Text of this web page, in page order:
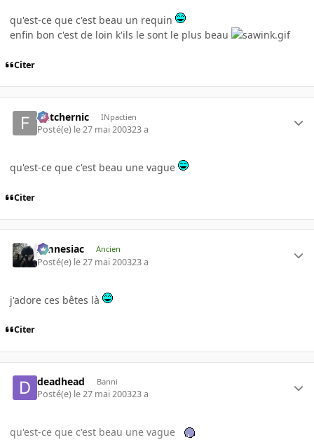
qu'est-ce que c'est beau un requin
enfin bon c'est de loin k'ils le sont le plus beau
Citer
fletchernic INpactien
Posté(e) le 27 mai 200323 a
qu'est-ce que c'est beau une vague
Citer
Amnesiac Ancien
Posté(e) le 27 mai 200323 a
j'adore ces bêtes là
Citer
deadhead Banni
Posté(e) le 27 mai 200323 a
qu'est-ce que c'est beau une vague